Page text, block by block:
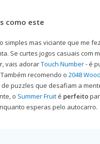
como este
simples mas viciante que me
Se curtes jogos casuais com
vais adorarTouch Number- é
recomendo o 2048
puzzles que desafiam a
o Summer Fruit é perfeito
esperas pelo autocarro.